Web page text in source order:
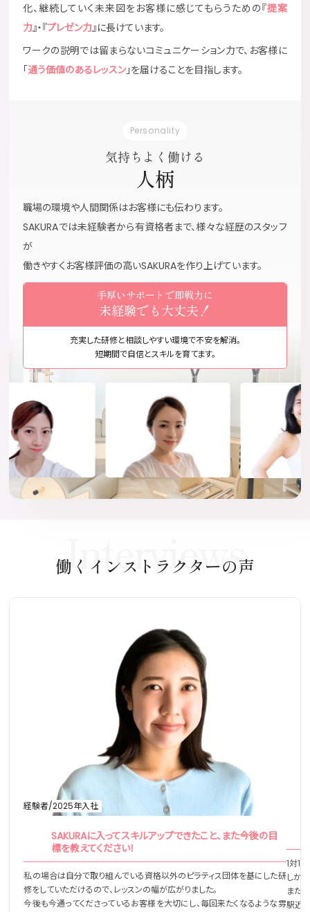
化、継続していく未来図をお客様に感じてもらうための『提案
力』・『プレゼン力』に長けています。
ワークの説明では留まらないコミュニケーション力で、お客様に
「通う価値のあるレッスン」を届けることを目指します。
Personality
気持ちよく働ける
人柄
職場の環境や人間関係はお客様にも伝わります。
SAKURAでは未経験者から有資格者まで、様々な経歴のスタッフ
が
働きやすくお客様評価の高いSAKURAを作り上げています。
手厚いサポートで即戦力に
未経験でも大丈夫！
充実した研修と相談しやすい環境で不安を解消。
短期間で自信とスキルを育てます。
Interviews
働くインストラクターの声
経験者/2025年入社
SAKURAに入ってスキルアップできたこと、また今後の目
標を教えてください！
私の場合は自分で取り組んでいる資格以外のピラティス団体を基にした研
修をしていただけるので、レッスンの幅が広がりました。
今後も今通ってくださっているお客様を大切にし、毎回来たくなるような雰
1対1
しか
また
駅近